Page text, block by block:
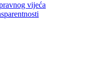
vijeća